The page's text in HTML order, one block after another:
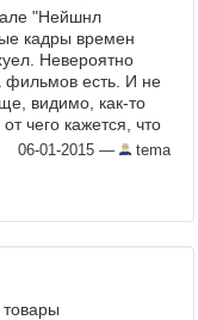
"Нейшнл
кадры времен
Невероятно
фильмов есть. И не
видимо, как-то
чего кажется, что
06-01-2015 — tema
товары